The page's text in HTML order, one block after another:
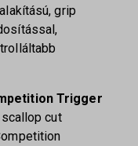
grip
Trigger
cut